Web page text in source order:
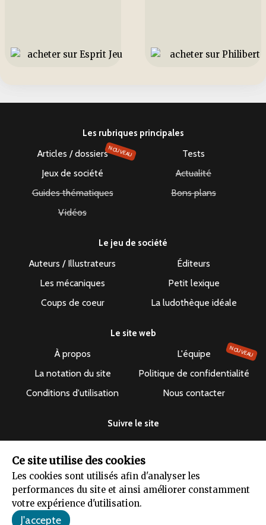
Ce site utilise des cookies
Les cookies sont utilisés afin d'analyser les
performances du site et ainsi améliorer constamment
votre expérience d'utilisation.
Les rubriques principales
Articles / dossiersNOUVEAU
Tests
Jeux de société
Actualité
Guides thématiques
Bons plans
Vidéos
Le jeu de société
Auteurs / Illustrateurs
Éditeurs
Les mécaniques
Petit lexique
Coups de coeur
La ludothèque idéale
Le site web
À propos L'équipe NOUVEAU
La notation du site
Politique de confidentialité
Conditions d'utilisation
Nous contacter
Suivre le site
Le dépuncheur ©2019-2026 - Tous droits réservés